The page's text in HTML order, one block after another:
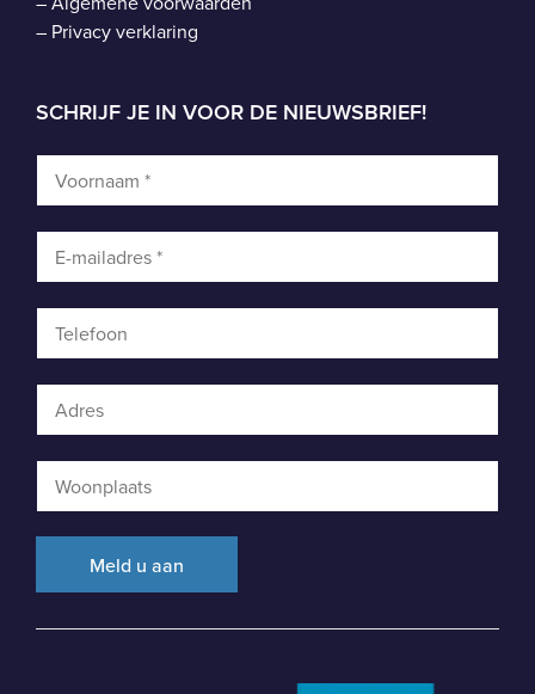
– Privacy verklaring
SCHRIJF JE IN VOOR DE NIEUWSBRIEF!